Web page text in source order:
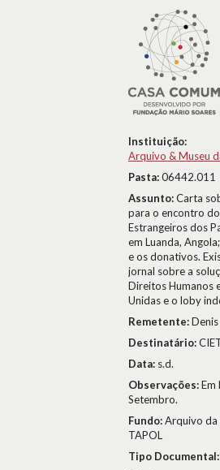
Instituição:
Arquivo & Museu
Pasta:06442.011
Assunto:Carta
para o encontro
Estrangeiros dos
em Luanda,
e os donativos.
jornal sobre a
Direitos Humanos
Unidas e o loby
Remetente:Denis
Destinatário:
Data: s.d.
Observações:Em
Setembro.
Fundo:Arquivo da
TAPOL
Tipo Documental: